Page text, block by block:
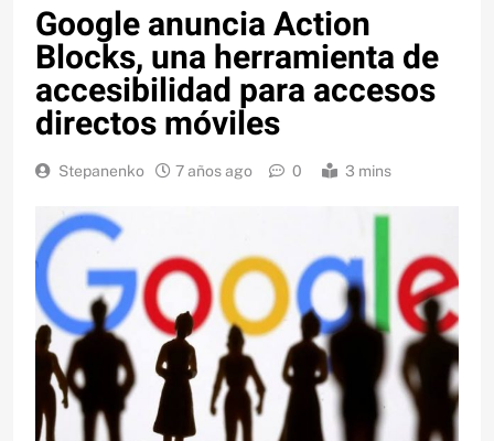
Google anuncia Action
Blocks, una herramienta de
accesibilidad para accesos
directos móviles
Stepanenko 7 años ago 0 3 mins